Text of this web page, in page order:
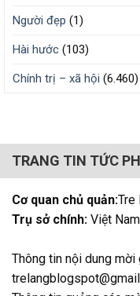
Người đẹp (1)
Hài hước (103)
Chính trị – xã hội (6.460)
TRANG TIN TỨC
Cơ quan chủ quản:Tre
Trụ sở chính: Việt Nam
Thông tin nội dung mời